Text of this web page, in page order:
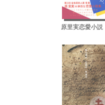
原里実恋愛小説